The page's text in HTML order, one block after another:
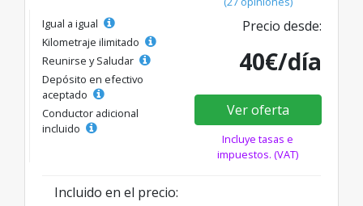
Igual a igual
Kilometraje ilimitado
Reunirse y Saludar
Depósito en efectivo
aceptado
Conductor adicional
incluido
Precio desde:
40€/día
Ver oferta
Incluye tasas e
impuestos. (VAT)
Incluido en el precio: